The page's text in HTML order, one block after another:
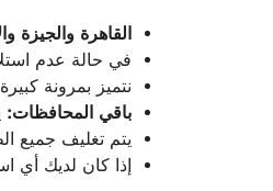
القاهرة والجيزة
في حالة عدم
نتميز بمرونة
باقي المحافظات:
يتم تغليف جميع
إذا كان لديك أي